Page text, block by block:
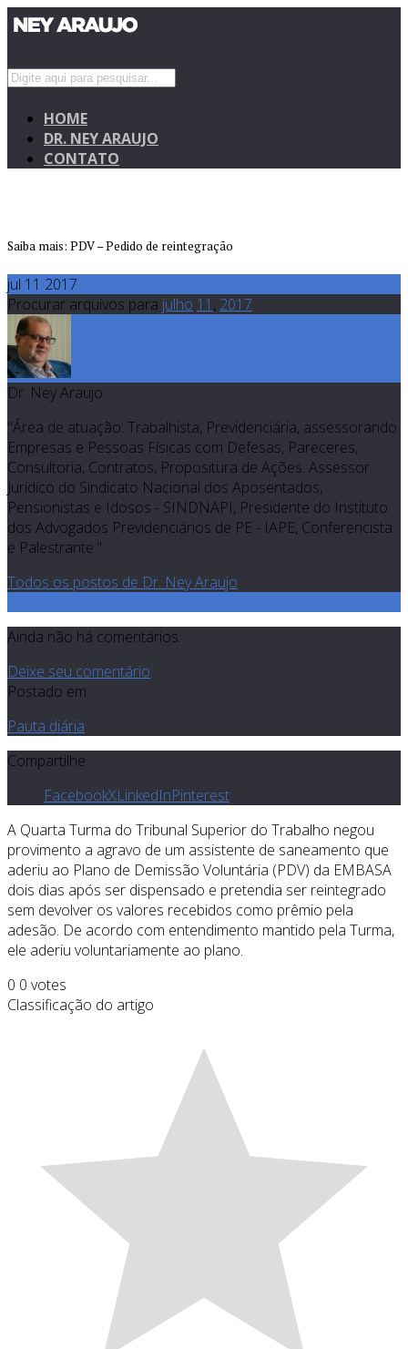
HOME
DR. NEY ARAUJO
CONTATO
Saiba mais: PDV – Pedido de reintegração
jul 11 2017
Procurar arquivos para julho 11 , 2017
Dr. Ney Araujo
"Área de atuação: Trabalhista, Previdenciária, assessorando
Empresas e Pessoas Físicas com Defesas, Pareceres,
Consultoria, Contratos, Propositura de Ações. Assessor
Jurídico do Sindicato Nacional dos Aposentados,
Pensionistas e Idosos - SINDNAPI, Presidente do Instituto
dos Advogados Previdenciários de PE - IAPE, Conferencista
e Palestrante."
Todos os postos de Dr. Ney Araujo
Ainda não há comentários.
Deixe seu comentário
Postado em
Pauta diária
Compartilhe
FacebookXLinkedInPinterest
A Quarta Turma do Tribunal Superior do Trabalho negou
provimento a agravo de um assistente de saneamento que
aderiu ao Plano de Demissão Voluntária (PDV) da EMBASA
dois dias após ser dispensado e pretendia ser reintegrado
sem devolver os valores recebidos como prêmio pela
adesão. De acordo com entendimento mantido pela Turma,
ele aderiu voluntariamente ao plano.
0 0 votes
Classificação do artigo